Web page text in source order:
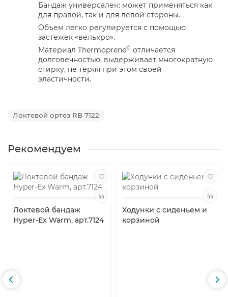
Бандаж универсален: может применяться как
для правой, так и для левой стороны.
Объем легко регулируется с помощью
застежек «велькро».
Материал Thermoprene® отличается
долговечностью, выдерживает многократную
стирку, не теряя при этом своей
эластичности.
Локтевой ортез RB 7122
Рекомендуем
Локтевой бандаж
Hyper-Ex Warm, арт.7124
Ходунки с сиденьем и
корзиной